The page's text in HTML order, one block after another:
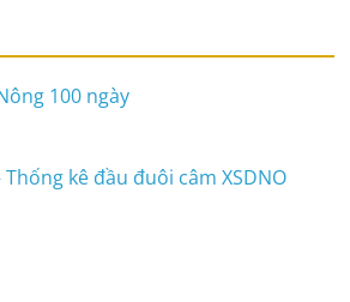
100 ngày
kê đầu đuôi câm XSDNO